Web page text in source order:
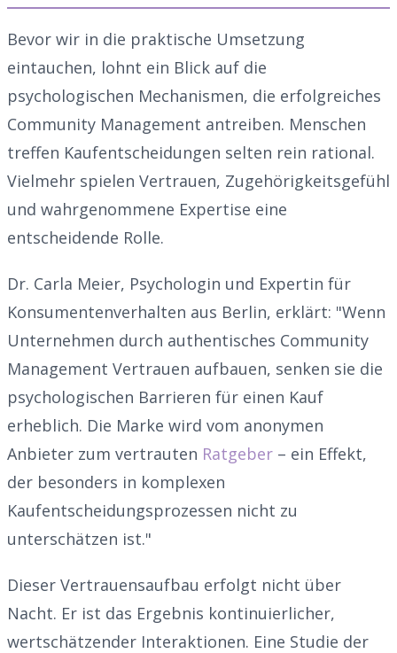
Bevor wir in die praktische Umsetzung
eintauchen, lohnt ein Blick auf die
psychologischen Mechanismen, die erfolgreiches
Community Management antreiben. Menschen
treffen Kaufentscheidungen selten rein rational.
Vielmehr spielen Vertrauen, Zugehörigkeitsgefühl
und wahrgenommene Expertise eine
entscheidende Rolle.
Dr. Carla Meier, Psychologin und Expertin für
Konsumentenverhalten aus Berlin, erklärt: "Wenn
Unternehmen durch authentisches Community
Management Vertrauen aufbauen, senken sie die
psychologischen Barrieren für einen Kauf
erheblich. Die Marke wird vom anonymen
Anbieter zum vertrauten Ratgeber – ein Effekt,
der besonders in komplexen
Kaufentscheidungsprozessen nicht zu
unterschätzen ist."
Dieser Vertrauensaufbau erfolgt nicht über
Nacht. Er ist das Ergebnis kontinuierlicher,
wertschätzender Interaktionen. Eine Studie der